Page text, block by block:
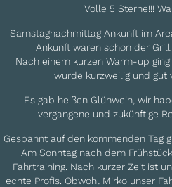
Volle 5 Sterne!!!
Samstagnachmittag Ankunft im
Ankunft waren schon der
Nach einem kurzen Warm-up
wurde kurzweilig und gut
Es gab heißen Glühwein, wir
vergangene und zukünftige
Gespannt auf den kommenden Tag
Am Sonntag nach dem
Fahrtraining. Nach kurzer Zeit ist
echte Profis. Obwohl Mirko unser